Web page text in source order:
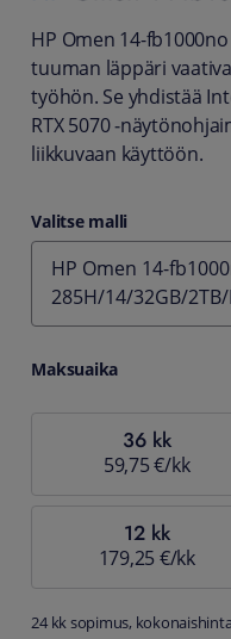
HP Omen 14-
tuuman läppäri
työhön. Se yhdistää
RTX 5070
liikkuvaan käyttöön.
Valitse malli
HP Omen 14-
285H/14/32GB/2TB/
Maksuaika
36 kk
59,75 €/kk
12 kk
179,25 €/kk
24 kk sopimus, kokonaishinta